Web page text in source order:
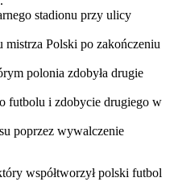
stadionu przy ulicy
mistrza Polski po zakończeniu
polonia zdobyła drugie
futbolu i zdobycie drugiego w
poprzez wywalczenie
współtworzył polski futbol